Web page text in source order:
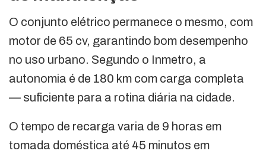
O conjunto elétrico permanece o mesmo, com
motor de 65 cv, garantindo bom desempenho
no uso urbano. Segundo o Inmetro, a
autonomia é de 180 km com carga completa
— suficiente para a rotina diária na cidade.
O tempo de recarga varia de 9 horas em
tomada doméstica até 45 minutos em